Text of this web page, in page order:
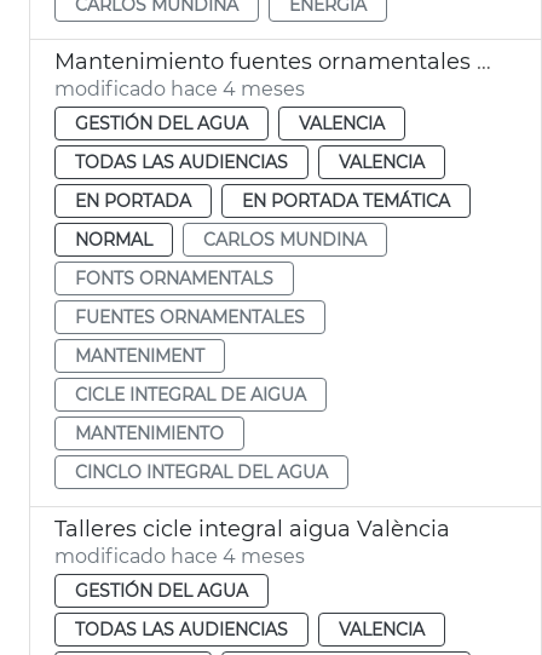
Mantenimiento fuentes ornamentales de València
modificado hace 4 meses
GESTIÓN DEL AGUA
VALENCIA
TODAS LAS AUDIENCIAS
VALENCIA
EN PORTADA
EN PORTADA TEMÁTICA
NORMAL
CARLOS MUNDINA
FONTS ORNAMENTALS
FUENTES ORNAMENTALES
MANTENIMENT
CICLE INTEGRAL DE AIGUA
MANTENIMIENTO
CINCLO INTEGRAL DEL AGUA
Talleres cicle integral aigua València
modificado hace 4 meses
GESTIÓN DEL AGUA
TODAS LAS AUDIENCIAS
VALENCIA